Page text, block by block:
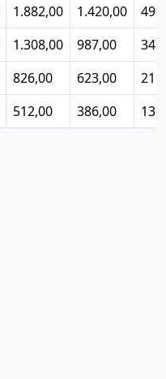
1.882,00 1.420,00
1.308,00 987,00
826,00 623,00
512,00 386,00